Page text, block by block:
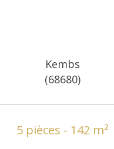
Kembs
(68680)
5 pièces - 142 m²
NOUVEAUTÉS
RECHERCHER